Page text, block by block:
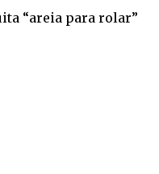
“areia para rolar”